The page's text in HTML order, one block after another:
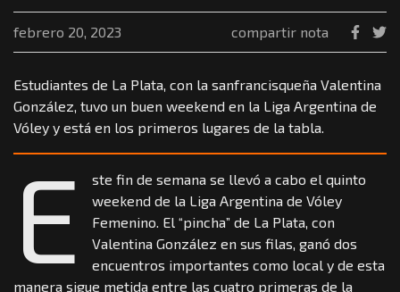
febrero 20, 2023 compartir nota
Estudiantes de La Plata, con la sanfrancisqueña Valentina
González, tuvo un buen weekend en la Liga Argentina de
Vóley y está en los primeros lugares de la tabla.
E
ste fin de semana se llevó a cabo el quinto
weekend de la Liga Argentina de Vóley
Femenino. El “pincha” de La Plata, con
Valentina González en sus filas, ganó dos
encuentros importantes como local y de esta
manera sigue metida entre las cuatro primeras de la